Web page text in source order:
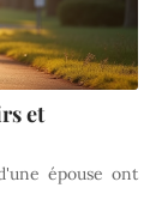
et
épouse ont